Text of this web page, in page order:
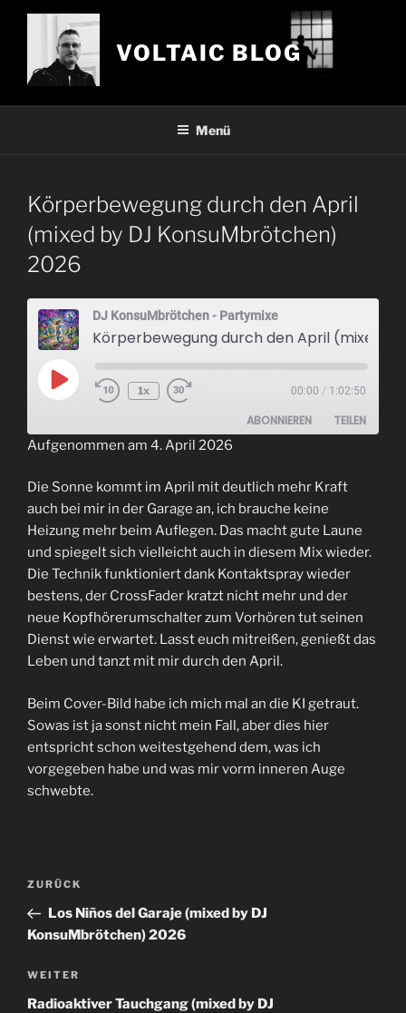
Zum
VOLTAIC BLOG
Menü
Körperbewegung durch den April
(mixed by DJ KonsuMbrötchen)
2026
DJ KonsuMbrötchen - Partymixe
Play
Episode
1x 00:00 / 1:02:50
ABONNIEREN TEILEN
RSS FEED
LINK
EMBED
Aufgenommen am 4. April 2026
Die Sonne kommt im April mit deutlich mehr Kraft
auch bei mir in der Garage an, ich brauche keine
Heizung mehr beim Auflegen. Das macht gute Laune
und spiegelt sich vielleicht auch in diesem Mix wieder.
Die Technik funktioniert dank Kontaktspray wieder
bestens, der CrossFader kratzt nicht mehr und der
neue Kopfhörerumschalter zum Vorhören tut seinen
Dienst wie erwartet. Lasst euch mitreißen, genießt das
Leben und tanzt mit mir durch den April.
Beim Cover-Bild habe ich mich mal an die KI getraut.
Sowas ist ja sonst nicht mein Fall, aber dies hier
entspricht schon weitestgehend dem, was ich
vorgegeben habe und was mir vorm inneren Auge
schwebte.
Beitrags-
Vorheriger
Beitrag
ZURÜCK
Los Niños del Garaje (mixed by DJ
KonsuMbrötchen) 2026
Nächster
Beitrag
WEITER
Radioaktiver Tauchgang (mixed by DJ